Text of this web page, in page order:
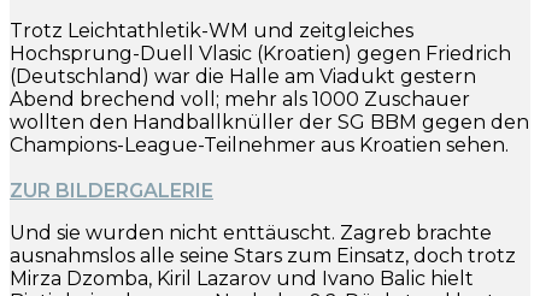
Trotz Leichtathletik-WM und zeitgleiches
Hochsprung-Duell Vlasic (Kroatien) gegen Friedrich
(Deutschland) war die Halle am Viadukt gestern
Abend brechend voll; mehr als 1000 Zuschauer
wollten den Handballknüller der SG BBM gegen den
Champions-League-Teilnehmer aus Kroatien sehen.
ZUR BILDERGALERIE
Und sie wurden nicht enttäuscht. Zagreb brachte
ausnahmslos alle seine Stars zum Einsatz, doch trotz
Mirza Dzomba, Kiril Lazarov und Ivano Balic hielt